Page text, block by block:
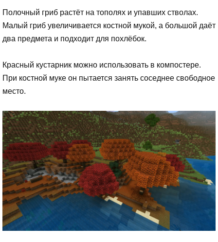
Полочный гриб растёт на тополях и упавших стволах.
Малый гриб увеличивается костной мукой, а большой даёт
два предмета и подходит для похлёбок.
Красный кустарник можно использовать в компостере.
При костной муке он пытается занять соседнее свободное
место.